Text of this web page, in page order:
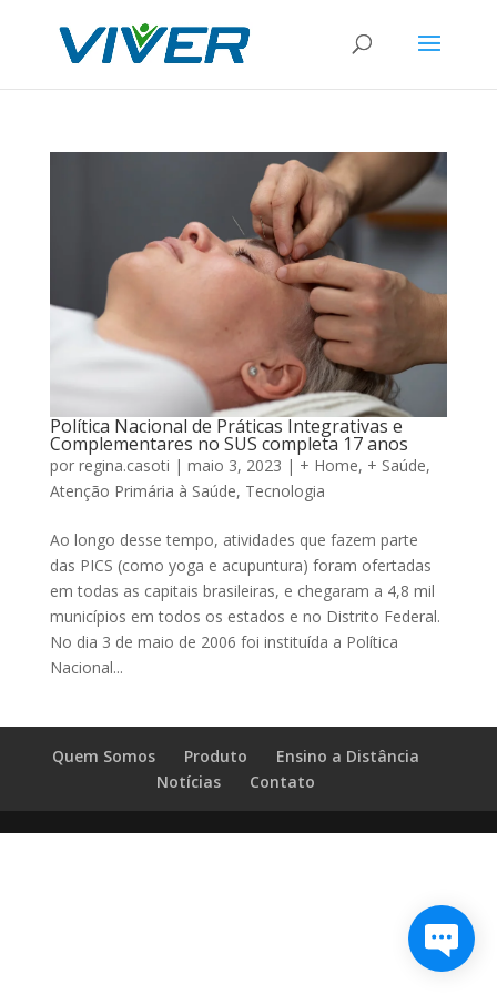
Política Nacional de Práticas Integrativas e
Complementares no SUS completa 17 anos
por regina.casoti | maio 3, 2023 | + Home, + Saúde,
Atenção Primária à Saúde, Tecnologia
Ao longo desse tempo, atividades que fazem parte
das PICS (como yoga e acupuntura) foram ofertadas
em todas as capitais brasileiras, e chegaram a 4,8 mil
municípios em todos os estados e no Distrito Federal.
No dia 3 de maio de 2006 foi instituída a Política
Nacional...
Quem Somos Produto
Ensino a Distância
Notícias
Contato